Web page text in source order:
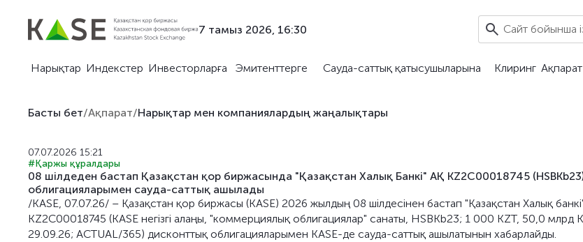
7 тамыз 2026, 16:30
Нарықтар Индекстер Инвесторларға Эмитенттерге Сауда-саттық қатысушыларына Клиринг Ақпарат
Басты бет/Ақпарат/Нарықтар мен компаниялардың жаңалықтары
07.07.2026 15:21
#Қаржы құралдары
08 шілдеден бастап Қазақстан қор биржасында "Қазақстан Халық Банкі" АҚ KZ2C00018745
облигацияларымен сауда-саттық ашылады
/KASE, 07.07.26/ – Қазақстан қор биржасы (KASE) 2026 жылдың 08 шілдесінен бастап "Қазақстан Халық
KZ2C00018745 (KASE негізгі алаңы, "коммерциялық облигациялар" санаты, HSBKb23; 1 000 KZT, 50,0 млрд
29.09.26; ACTUAL/365) дисконттық облигацияларымен KASE-де сауда-саттық ашылатынын хабарлайды.